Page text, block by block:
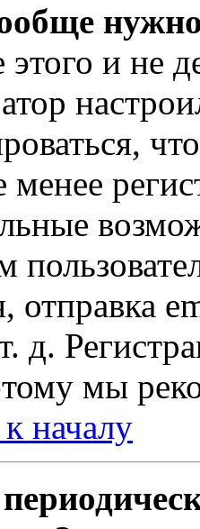
и не
менее
отправка
д.
мы
началу